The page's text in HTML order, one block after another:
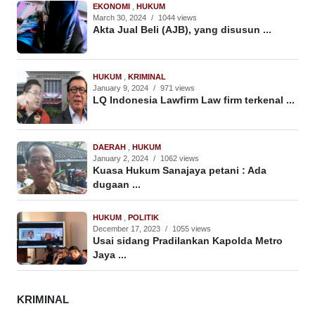
EKONOMI
HUKUM
March 30, 2024 / 1044 views
Akta Jual Beli (AJB), yang disusun ...
HUKUM
KRIMINAL
January 9, 2024 / 971 views
LQ Indonesia Lawfirm Law firm terkenal ...
DAERAH
HUKUM
January 2, 2024 / 1062 views
Kuasa Hukum Sanajaya petani : Ada
dugaan ...
HUKUM
POLITIK
December 17, 2023 / 1055 views
Usai sidang Pradilankan Kapolda Metro
Jaya ...
KRIMINAL